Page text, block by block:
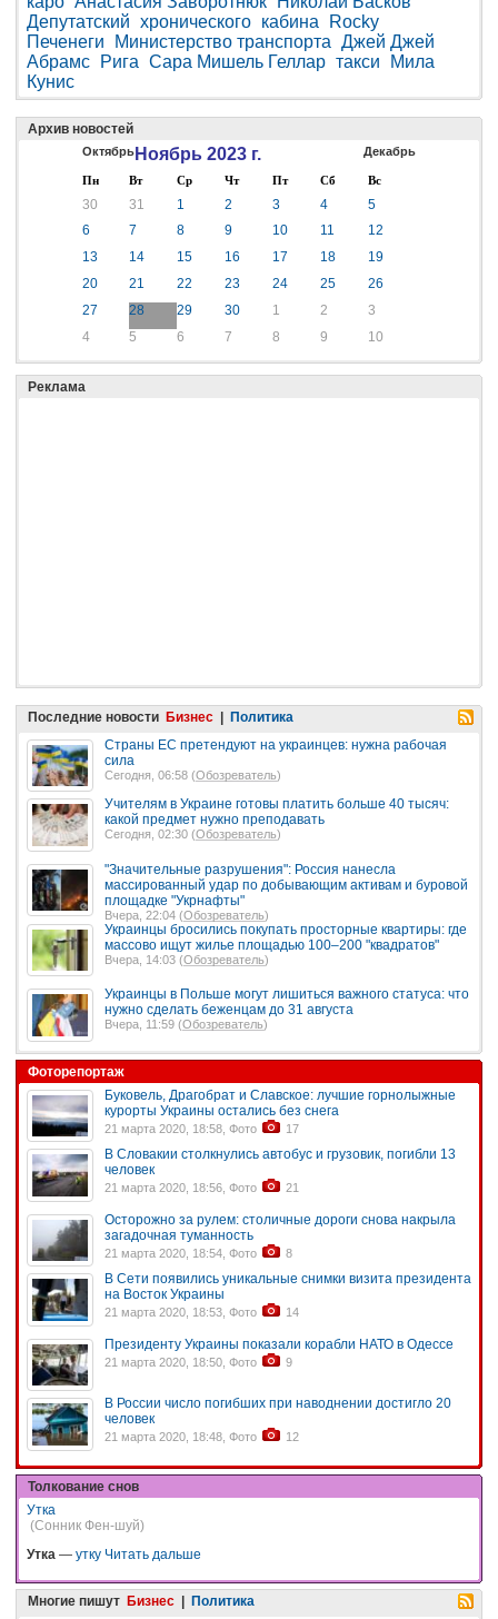
Депутатский хронического кабина
Rocky
Печенеги
Министерство транспорта Джей Джей
Абрамс
Рига Сара Мишель Геллар такси
Мила
Кунис
Архив новостей
Октябрь Ноябрь 2023 г. Декабрь
Пн Вт Ср Чт Пт Сб Вс
30 31 1 2 3 4
5
6
7 8 9 10 11
12
13
14 15 16 17 18
19
20
21 22 23 24 25
26
27
28 29 30 1 2
3
4
5 6 7 8 9 10
Реклама
Последние новости Бизнес | Политика
Страны ЕС претендуют на украинцев: нужна рабочая
сила
Сегодня, 06:58 (Обозреватель)
Учителям в Украине готовы платить больше 40 тысяч:
какой предмет нужно преподавать
Сегодня, 02:30 (Обозреватель)
"Значительные разрушения": Россия нанесла
массированный удар по добывающим активам и буровой
площадке "Укрнафты"
Вчера, 22:04 (Обозреватель)
Украинцы бросились покупать просторные квартиры: где
массово ищут жилье площадью 100–200 "квадратов"
Вчера, 14:03 (Обозреватель)
Украинцы в Польше могут лишиться важного статуса: что
нужно сделать беженцам до 31 августа
Вчера, 11:59 (Обозреватель)
Фоторепортаж
Буковель, Драгобрат и Славское: лучшие горнолыжные
курорты Украины остались без снега
21 марта 2020, 18:58, Фото 17
В Словакии столкнулись автобус и грузовик, погибли 13
человек
21 марта 2020, 18:56, Фото 21
Осторожно за рулем: столичные дороги снова накрыла
загадочная туманность
21 марта 2020, 18:54, Фото 8
В Сети появились уникальные снимки визита президента
на Восток Украины
21 марта 2020, 18:53, Фото 14
Президенту Украины показали корабли НАТО в Одессе
21 марта 2020, 18:50, Фото 9
В России число погибших при наводнении достигло 20
человек
21 марта 2020, 18:48, Фото 12
Толкование снов
Утка
(Сонник Фен-шуй)
Утка — утку Читать дальше
Многие пишут Бизнес | Политика